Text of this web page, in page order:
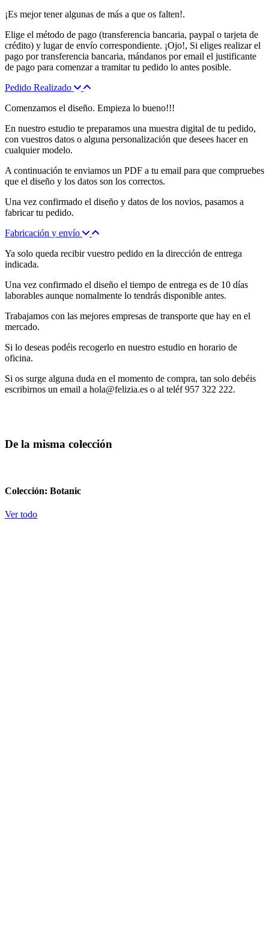
¡Es mejor tener algunas de más a que os falten!.
Elige el método de pago (transferencia bancaria, paypal o tarjeta de
crédito) y lugar de envío correspondiente. ¡Ojo!, Si eliges realizar el
pago por transferencia bancaria, mándanos por email el justificante
de pago para comenzar a tramitar tu pedido lo antes posible.
Pedido Realizado
Comenzamos el diseño. Empieza lo bueno!!!
En nuestro estudio te preparamos una muestra digital de tu pedido,
con vuestros datos o alguna personalización que desees hacer en
cualquier modelo.
A continuación te enviamos un PDF a tu email para que compruebes
que el diseño y los datos son los correctos.
Una vez confirmado el diseño y datos de los novios, pasamos a
fabricar tu pedido.
Fabricación y envío
Ya solo queda recibir vuestro pedido en la dirección de entrega
indicada.
Una vez confirmado el diseño el tiempo de entrega es de 10 días
laborables aunque nomalmente lo tendrás disponible antes.
Trabajamos con las mejores empresas de transporte que hay en el
mercado.
Si lo deseas podéis recogerlo en nuestro estudio en horario de
oficina.
Si os surge alguna duda en el momento de compra, tan solo debéis
escribirnos un email a hola@felizia.es o al teléf 957 322 222.
De la misma colección
Colección: Botanic
Ver todo